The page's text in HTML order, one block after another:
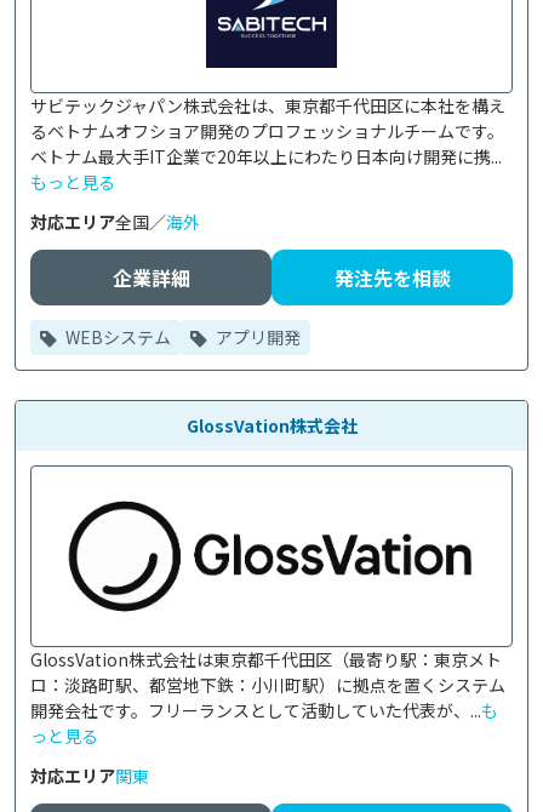
サビテックジャパン株式会社は、東京都千代田区に本社を構え
るベトナムオフショア開発のプロフェッショナルチームです。
ベトナム最大手IT企業で20年以上にわたり日本向け開発に携...
もっと見る
対応エリア全国／海外
企業詳細 発注先を相談
WEBシステム アプリ開発
GlossVation株式会社
GlossVation株式会社は東京都千代田区（最寄り駅：東京メト
ロ：淡路町駅、都営地下鉄：小川町駅）に拠点を置くシステム
開発会社です。フリーランスとして活動していた代表が、...も
っと見る
対応エリア関東